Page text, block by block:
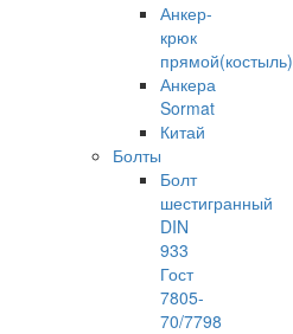
Анкер-
крюк
прямой(костыль)
Анкера
Sormat
Китай
Болты
Болт
шестигранный
DIN
933
Гост
7805-
70/7798